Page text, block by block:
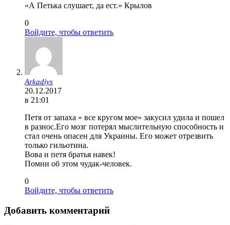
«А Петька слушает, да ест.» Крылов
0
Войдите, чтобы ответить
Arkadiys
20.12.2017
в 21:01
Петя от запаха » все кругом мое» закусил удила и пошел
в разнос.Его мозг потерял мыслительную способность и
стал очень опасен для Украины. Его может отрезвить
только гильотина.
Вова и петя братья навек!
Помни об этом чудак-человек.
0
Войдите, чтобы ответить
Добавить комментарий